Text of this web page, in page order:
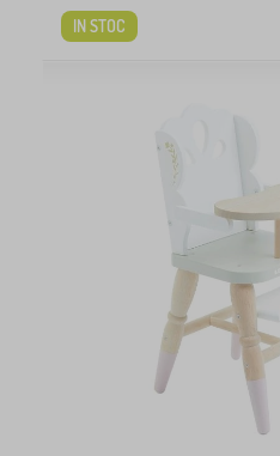
IN STOC